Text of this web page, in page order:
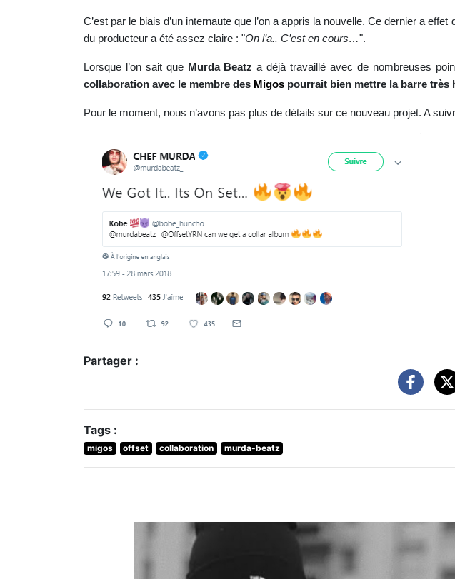
C’est par le biais d’un internaute que l’on a appris la nouvelle. Ce dernier a
du producteur a été assez claire : "On l’a.. C’est en cours…".
Lorsque l’on sait que Murda Beatz a déjà travaillé avec de nombreuses
collaboration avec le membre des Migos pourrait bien mettre la barre très
Pour le moment, nous n’avons pas plus de détails sur ce nouveau projet. A
Partager :
Tags :
migos offset collaboration murda-beatz